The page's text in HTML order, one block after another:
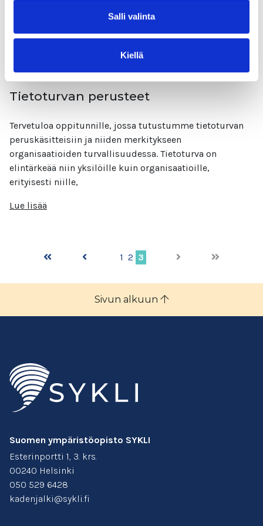
Salli valinta
Kiellä
Tietoturvan perusteet
Tervetuloa oppitunnille, jossa tutustumme tietoturvan
peruskäsitteisiin ja niiden merkitykseen
organisaatioiden turvallisuudessa. Tietoturva on
elintärkeää niin yksilöille kuin organisaatioille,
erityisesti niille,
Lue lisää
1 2 3
Sivun alkuun
Suomen ympäristöopisto SYKLI
Esterinportti 1, 3. krs.
00240 Helsinki
050 529 6428
kadenjalki@sykli.fi